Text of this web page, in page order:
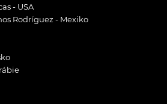
- USA
Rodríguez - Mexiko